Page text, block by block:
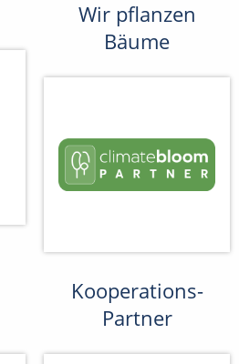
Wir pflanzen
Bäume
Kooperations-
Partner